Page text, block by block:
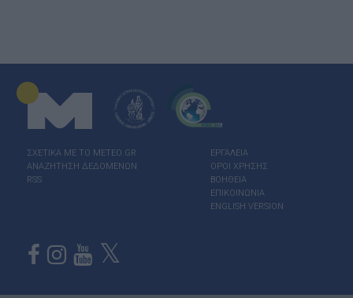
ΣΧΕΤΙΚΑ ΜΕ ΤΟ ΜΕΤΕΟ.GR
ΑΝΑΖΗΤΗΣΗ ΔΕΔΟΜΕΝΩΝ
RSS
ΕΡΓΑΛΕΙΑ
ΟΡΟΙ ΧΡΗΣΗΣ
ΒΟΗΘΕΙΑ
ΕΠΙΚΟΙΝΩΝΙΑ
ENGLISH VERSION